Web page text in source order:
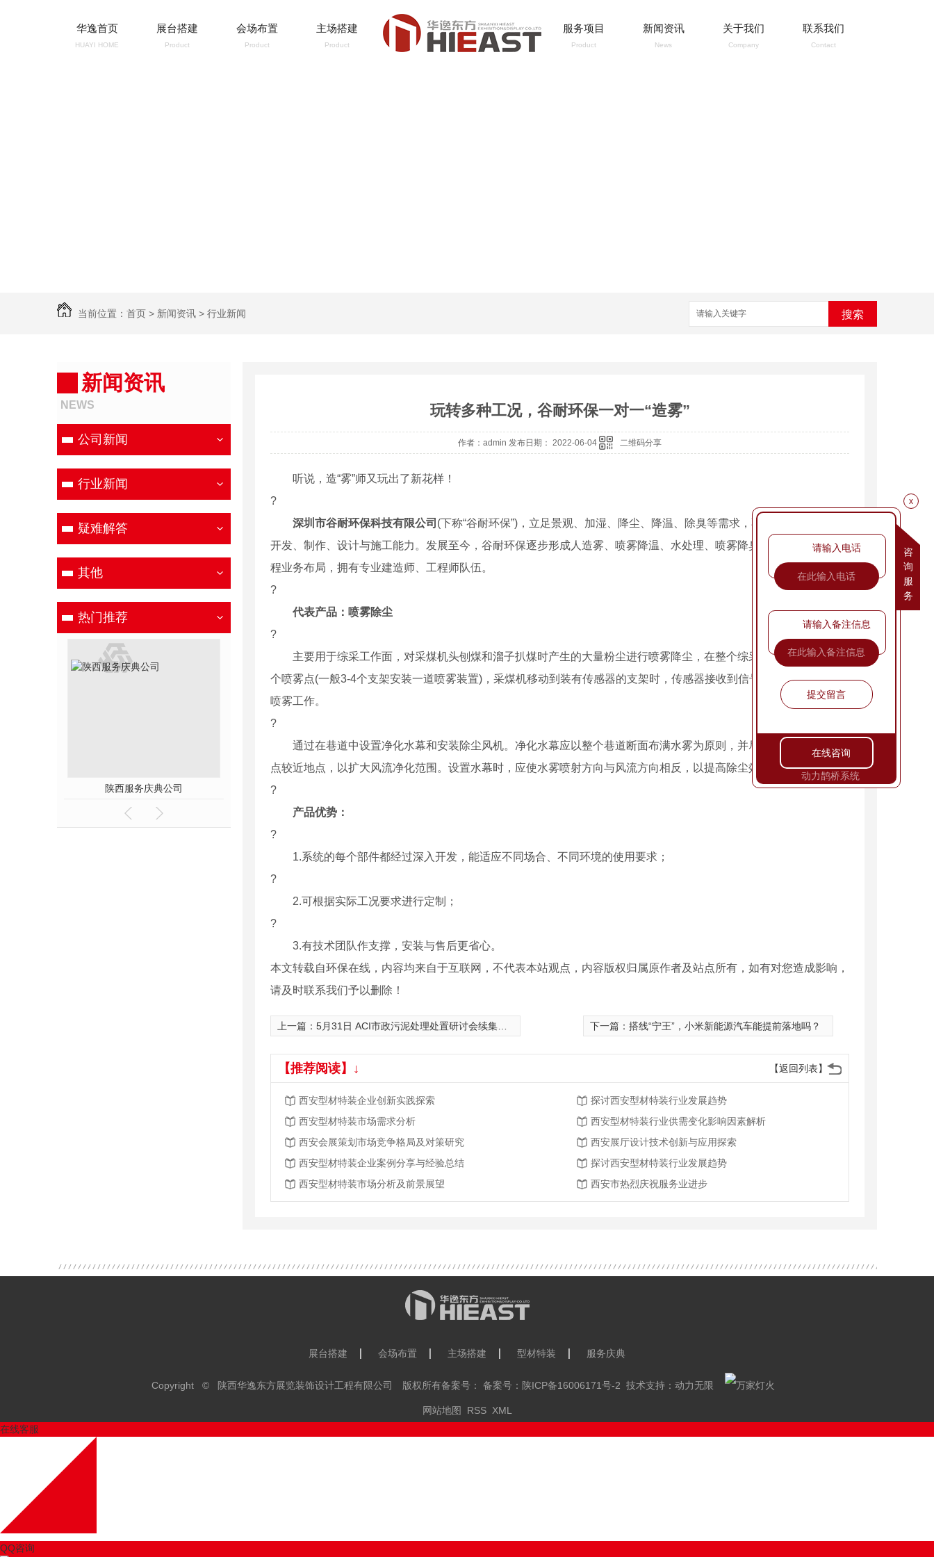
华逸首页
HUAYI HOME
展台搭建
Product
会场布置
Product
主场搭建
Product
服务项目
Product
新闻资讯
News
关于我们
Company
联系我们
Contact
当前位置： 首页 > 新闻资讯 > 行业新闻 搜索
新闻资讯
NEWS
公司新闻
行业新闻
疑难解答
其他
热门推荐
物流展中国银行展台设计及搭建 陕西服务庆典公司
玩转多种工况，谷耐环保一对一“造雾”
作者：admin 发布日期： 2022-06-04 二维码分享
听说，造“雾”师又玩出了新花样！
?
深圳市谷耐环保科技有限公司 (下称“谷耐环保”)，立足景观、加湿、降尘、降温、除臭等需求，不断强化自身产品
开发、制作、设计与施工能力。发展至今，谷耐环保逐步形成人造雾、喷雾降温、水处理、喷雾降臭、加湿除尘等多线
程业务布局，拥有专业建造师、工程师队伍。
?
代表产品：喷雾除尘
?
主要用于综采工作面，对采煤机头刨煤和溜子扒煤时产生的大量粉尘进行喷雾降尘，在整个综采工作面上设定若干
个喷雾点(一般3-4个支架安装一道喷雾装置)，采煤机移动到装有传感器的支架时，传感器接收到信号，打开电磁阀开始
喷雾工作。
?
通过在巷道中设置净化水幕和安装除尘风机。净化水幕应以整个巷道断面布满水雾为原则，并尽可能布置在离产尘
点较近地点，以扩大风流净化范围。设置水幕时，应使水雾喷射方向与风流方向相反，以提高除尘效果。
?
产品优势：
?
1.系统的每个部件都经过深入开发，能适应不同场合、不同环境的使用要求；
?
2.可根据实际工况要求进行定制；
?
3.有技术团队作支撑，安装与售后更省心。
本文转载自环保在线，内容均来自于互联网，不代表本站观点，内容版权归属原作者及站点所有，如有对您造成影响，
请及时联系我们予以删除！
上一篇： 5月31日 ACI市政污泥处理处置研讨会续集更精彩！ 下一篇： 搭线“宁王”，小米新能源汽车能提前落地吗？
【返回列表】
【推荐阅读】↓
西安型材特装企业创新实践探索
探讨西安型材特装行业发展趋势
西安型材特装市场需求分析
西安型材特装行业供需变化影响因素解析
西安会展策划市场竞争格局及对策研究
西安展厅设计技术创新与应用探索
西安型材特装企业案例分享与经验总结
探讨西安型材特装行业发展趋势
西安型材特装市场分析及前景展望
西安市热烈庆祝服务业进步
展台搭建 会场布置 主场搭建 型材特装 服务庆典
Copyright © 陕西华逸东方展览装饰设计工程有限公司 版权所有备案号： 备案号： 陕ICP备16006171号-2 技术支持： 动力无限
网站地图 RSS XML
在线客服
QQ咨询
x
咨
询
服
务
请输入电话
请输入备注信息
提交留言
在线咨询
动力鹊桥系统